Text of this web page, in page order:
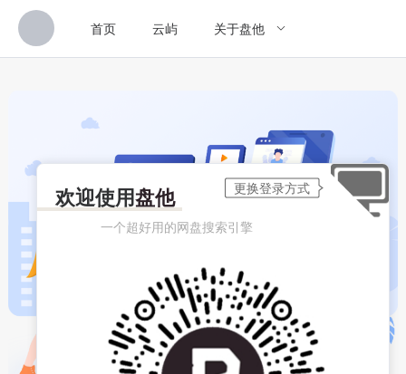
首页 云屿 关于盘他
欢迎使用盘他
一个超好用的网盘搜索引擎